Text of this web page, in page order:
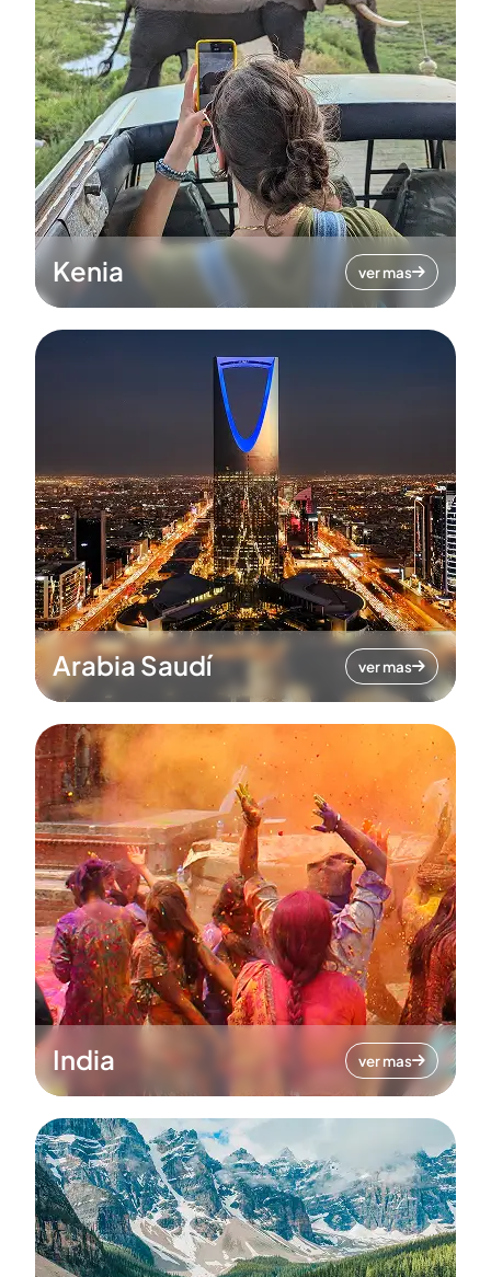
Kenia ver mas
Arabia Saudí ver mas
India ver mas